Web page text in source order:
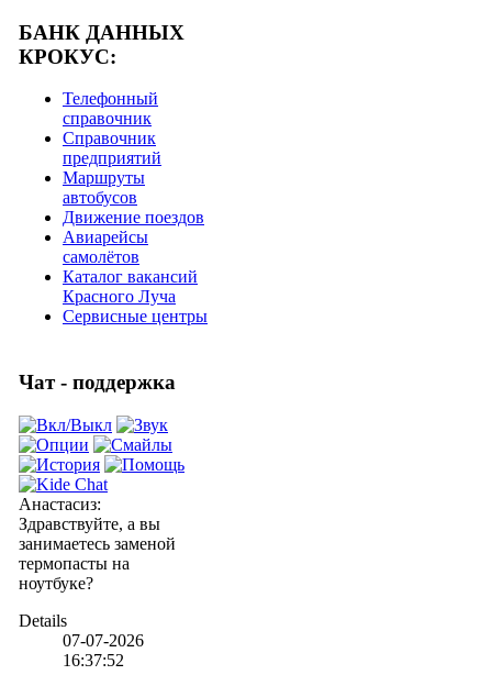
БАНК ДАННЫХ
КРОКУС:
Телефонный
справочник
Справочник
предприятий
Маршруты
автобусов
Движение поездов
Авиарейсы
самолётов
Каталог вакансий
Красного Луча
Сервисные центры
Чат - поддержка
Анастасиз:
Здравствуйте, а вы
занимаетесь заменой
термопасты на
ноутбуке?
Details
07-07-2026
16:37:52